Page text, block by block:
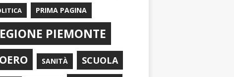
PRIMA PAGINA
PIEMONTE
SANITÀ SCUOLA